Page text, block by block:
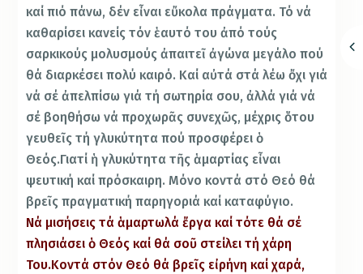
καί πιό πάνω, δέν εἶναι εὔκολα πράγματα. Τό νά
καθαρίσει κανείς τόν ἑαυτό του ἀπό τούς
σαρκικούς μολυσμούς ἀπαιτεῖ ἀγώνα μεγάλο πού
θά διαρκέσει πολύ καιρό. Καί αὐτά στά λέω ὄχι γιά
νά σέ ἀπελπίσω γιά τή σωτηρία σου, ἀλλά γιά νά
σέ βοηθήσω νά προχωρᾶς συνεχῶς, μέχρις ὅτου
γευθεῖς τή γλυκύτητα πού προσφέρει ὁ
Θεός.Γιατί ἡ γλυκύτητα τῆς ἁμαρτίας εἶναι
ψευτική καί πρόσκαιρη. Μόνο κοντά στό Θεό θά
βρεῖς πραγματική παρηγοριά καί καταφύγιο.
Νά μισήσεις τά ἁμαρτωλά ἔργα καί τότε θά σέ
πλησιάσει ὁ Θεός καί θά σοῦ στείλει τή χάρη
Του.Κοντά στόν Θεό θά βρεῖς εἰρήνη καί χαρά,